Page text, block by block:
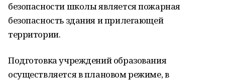
безопасности школы является пожарная
безопасность здания и прилегающей
территории.
Подготовка учреждений образования
осуществляется в плановом режиме, в